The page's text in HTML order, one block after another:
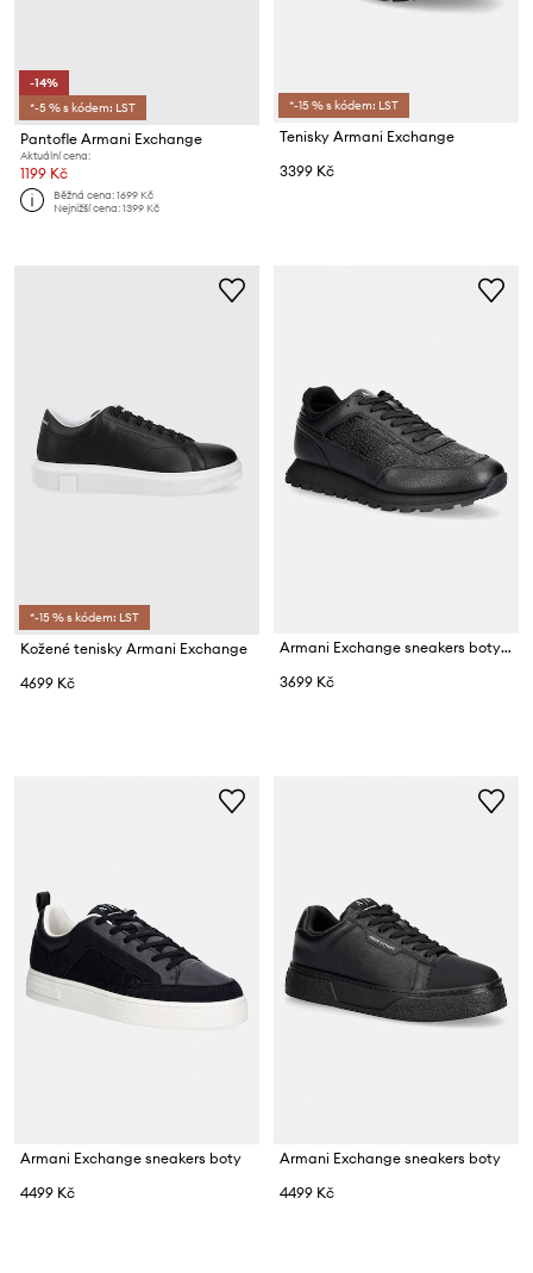
-14%
*-5 % s kódem: LST
Pantofle Armani Exchange
Aktuální cena:
1199 Kč
Běžná cena:1699 Kč
Nejnižší cena:1399 Kč
*-15 % s kódem: LST
Tenisky Armani Exchange
3399 Kč
*-15 % s kódem: LST
Kožené tenisky Armani Exchange
4699 Kč
Armani Exchange sneakers boty pánské
3699 Kč
Armani Exchange sneakers boty
4499 Kč
Armani Exchange sneakers boty
4499 Kč